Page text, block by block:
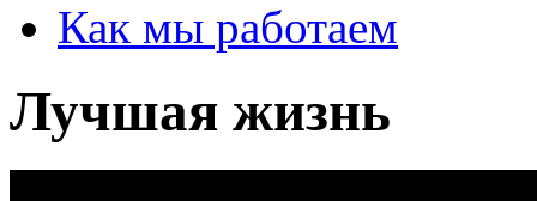
Как мы работаем
Лучшая жизнь